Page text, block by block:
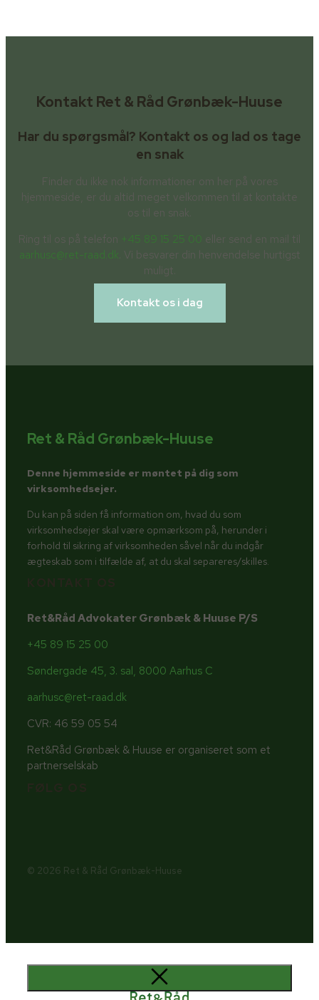
Kontakt Ret & Råd Grønbæk-Huuse
Har du spørgsmål? Kontakt os og lad os tage
en snak
Finder du ikke nok informationer om her på vores
hjemmeside, er du altid meget velkommen til at kontakte
os til en snak.
Ring til os på telefon +45 89 15 25 00 eller send en mail til
aarhusc@ret-raad.dk . Vi besvarer din henvendelse hurtigst
muligt.
Kontakt os i dag
Ret & Råd Grønbæk-Huuse
Denne hjemmeside er møntet på dig som
virksomhedsejer.
Du kan på siden få information om, hvad du som
virksomhedsejer skal være opmærksom på, herunder i
forhold til sikring af virksomheden såvel når du indgår
ægteskab som i tilfælde af, at du skal separeres/skilles.
Ret&Råd Advokater Grønbæk & Huuse P/S
+45 89 15 25 00
Søndergade 45, 3. sal, 8000 Aarhus C
aarhusc@ret-raad.dk
CVR: 46 59 05 54
Ret&Råd Grønbæk & Huuse er organiseret som et
partnerselskab
© 2026 Ret & Råd Grønbæk-Huuse